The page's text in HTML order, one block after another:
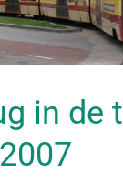
in de